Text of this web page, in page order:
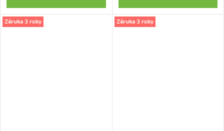
Záruka 3 roky Záruka 3 roky